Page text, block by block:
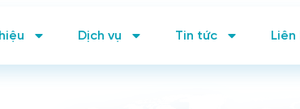
Dịch vụ Tin tức Liên